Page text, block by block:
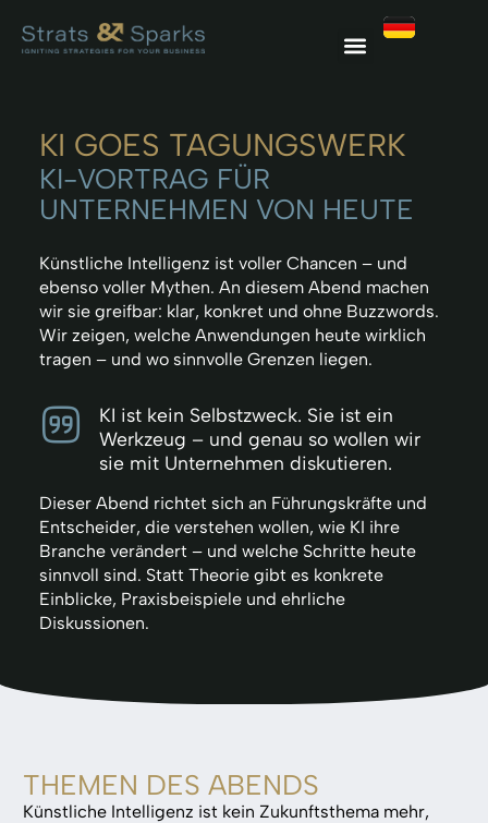
KI GOES TAGUNGSWERK
KI-VORTRAG FÜR
UNTERNEHMEN VON HEUTE
Künstliche Intelligenz ist voller Chancen – und
ebenso voller Mythen. An diesem Abend machen
wir sie greifbar: klar, konkret und ohne Buzzwords.
Wir zeigen, welche Anwendungen heute wirklich
tragen – und wo sinnvolle Grenzen liegen.
KI ist kein Selbstzweck. Sie ist ein
Werkzeug – und genau so wollen wir
sie mit Unternehmen diskutieren.
Dieser Abend richtet sich an Führungskräfte und
Entscheider, die verstehen wollen, wie KI ihre
Branche verändert – und welche Schritte heute
sinnvoll sind. Statt Theorie gibt es konkrete
Einblicke, Praxisbeispiele und ehrliche
Diskussionen.
THEMEN DES ABENDS
Künstliche Intelligenz ist kein Zukunftsthema mehr,